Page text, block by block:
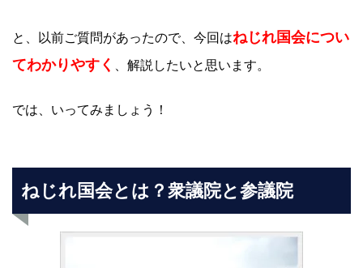
と、以前ご質問があったので、今回はねじれ国会につい
てわかりやすく
、解説したいと思います。
では、いってみましょう！
ねじれ国会とは？衆議院と参議院